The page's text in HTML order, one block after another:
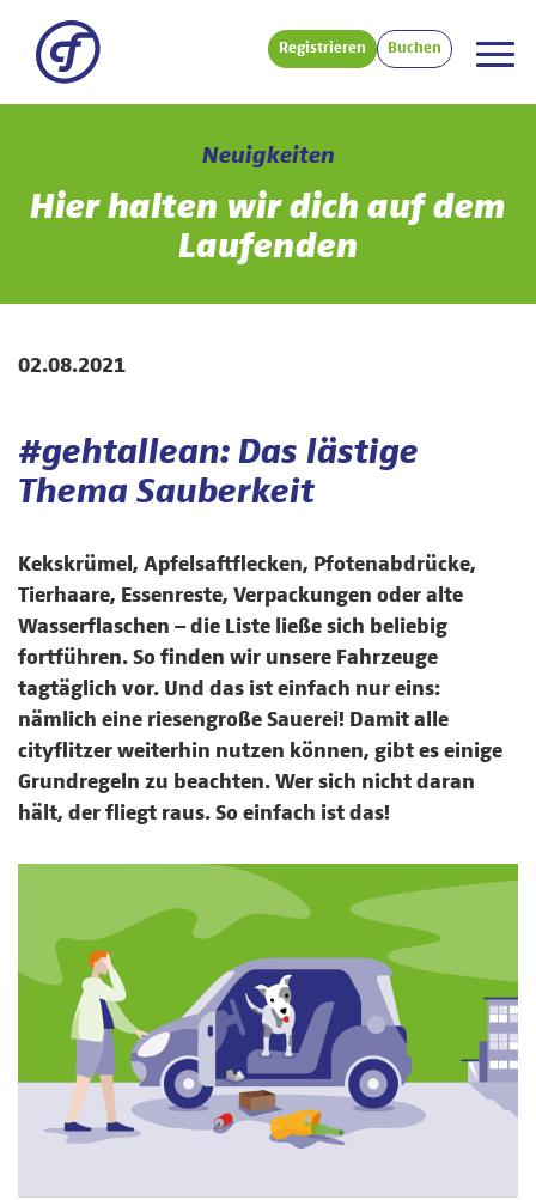
Registrieren Buchen
Neuigkeiten
Hier halten wir dich auf dem
Laufenden
02.08.2021
#gehtallean: Das lästige
Thema Sauberkeit
Kekskrümel, Apfelsaftflecken, Pfotenabdrücke,
Tierhaare, Essenreste, Verpackungen oder alte
Wasserflaschen – die Liste ließe sich beliebig
fortführen. So finden wir unsere Fahrzeuge
tagtäglich vor. Und das ist einfach nur eins:
nämlich eine riesengroße Sauerei! Damit alle
cityflitzer weiterhin nutzen können, gibt es einige
Grundregeln zu beachten. Wer sich nicht daran
hält, der fliegt raus. So einfach ist das!